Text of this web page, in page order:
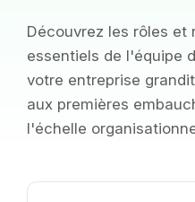
Découvrez les rôles et
essentiels de l'équipe
votre entreprise
aux premières
l'échelle